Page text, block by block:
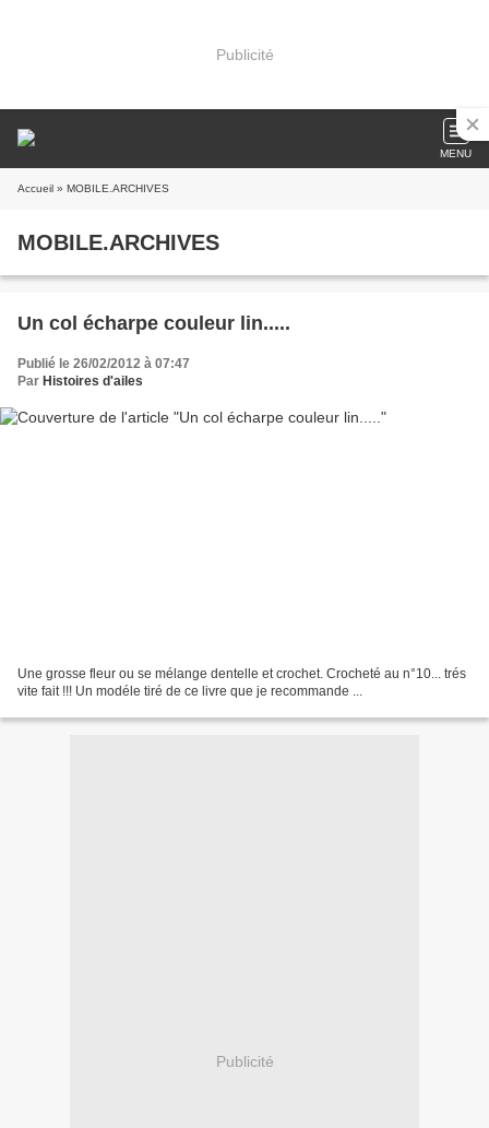
Publicité
MENU
Accueil » MOBILE.ARCHIVES
MOBILE.ARCHIVES
Un col écharpe couleur lin.....
Publié le 26/02/2012 à 07:47
Par Histoires d'ailes
Une grosse fleur ou se mélange dentelle et crochet. Crocheté au n°10... trés
vite fait !!! Un modéle tiré de ce livre que je recommande ...
Publicité